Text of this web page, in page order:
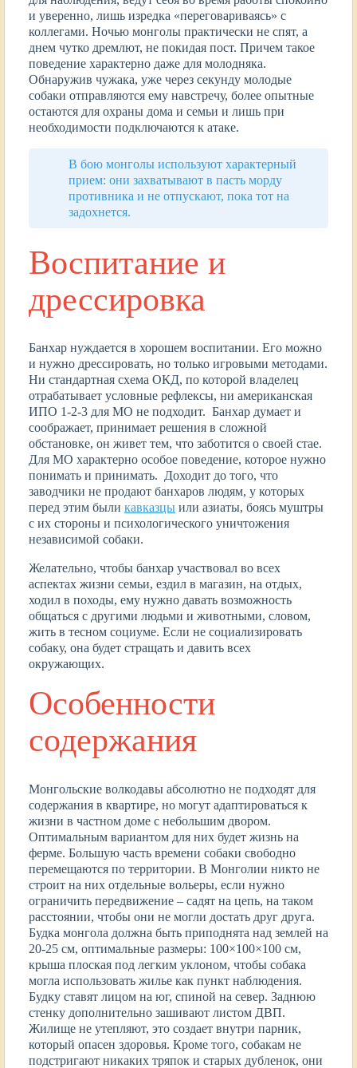
и уверенно, лишь изредка «переговариваясь» с
коллегами. Ночью монголы практически не спят, а
днем чутко дремлют, не покидая пост. Причем такое
поведение характерно даже для молодняка.
Обнаружив чужака, уже через секунду молодые
собаки отправляются ему навстречу, более опытные
остаются для охраны дома и семьи и лишь при
необходимости подключаются к атаке.
В бою монголы используют характерный
прием: они захватывают в пасть морду
противника и не отпускают, пока тот на
задохнется.
Воспитание и
дрессировка
Банхар нуждается в хорошем воспитании. Его можно
и нужно дрессировать, но только игровыми методами.
Ни стандартная схема ОКД, по которой владелец
отрабатывает условные рефлексы, ни американская
ИПО 1-2-3 для МО не подходит. Банхар думает и
соображает, принимает решения в сложной
обстановке, он живет тем, что заботится о своей стае.
Для МО характерно особое поведение, которое нужно
понимать и принимать. Доходит до того, что
заводчики не продают банхаров людям, у которых
перед этим были кавказцы или азиаты, боясь муштры
с их стороны и психологического уничтожения
независимой собаки.
Желательно, чтобы банхар участвовал во всех
аспектах жизни семьи, ездил в магазин, на отдых,
ходил в походы, ему нужно давать возможность
общаться с другими людьми и животными, словом,
жить в тесном социуме. Если не социализировать
собаку, она будет стращать и давить всех
окружающих.
Особенности
содержания
Монгольские волкодавы абсолютно не подходят для
содержания в квартире, но могут адаптироваться к
жизни в частном доме с небольшим двором.
Оптимальным вариантом для них будет жизнь на
ферме. Большую часть времени собаки свободно
перемещаются по территории. В Монголии никто не
строит на них отдельные вольеры, если нужно
ограничить передвижение – садят на цепь, на таком
расстоянии, чтобы они не могли достать друг друга.
Будка монгола должна быть приподнята над землей на
20-25 см, оптимальные размеры: 100×100×100 см,
крыша плоская под легким уклоном, чтобы собака
могла использовать жилье как пункт наблюдения.
Будку ставят лицом на юг, спиной на север. Заднюю
стенку дополнительно зашивают листом ДВП.
Жилище не утепляют, это создает внутри парник,
который опасен здоровья. Кроме того, собакам не
подстригают никаких тряпок и старых дубленок, они